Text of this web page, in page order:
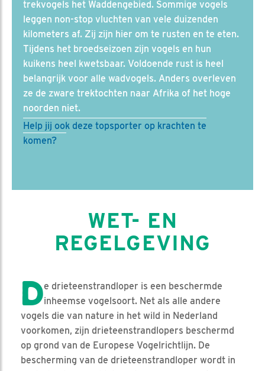
trekvogels het Waddengebied. Sommige vogels
leggen non-stop vluchten van vele duizenden
kilometers af. Zij zijn hier om te rusten en te eten.
Tijdens het broedseizoen zijn vogels en hun
kuikens heel kwetsbaar. Voldoende rust is heel
belangrijk voor alle wadvogels. Anders overleven
ze de zware trektochten naar Afrika of het hoge
noorden niet.
Help jij ook deze topsporter op krachten te
komen?
WET- EN
REGELGEVING
De drieteenstrandloper is een beschermde
inheemse vogelsoort. Net als alle andere
vogels die van nature in het wild in Nederland
voorkomen, zijn drieteenstrandlopers beschermd
op grond van de Europese Vogelrichtlijn. De
bescherming van de drieteenstrandloper wordt in